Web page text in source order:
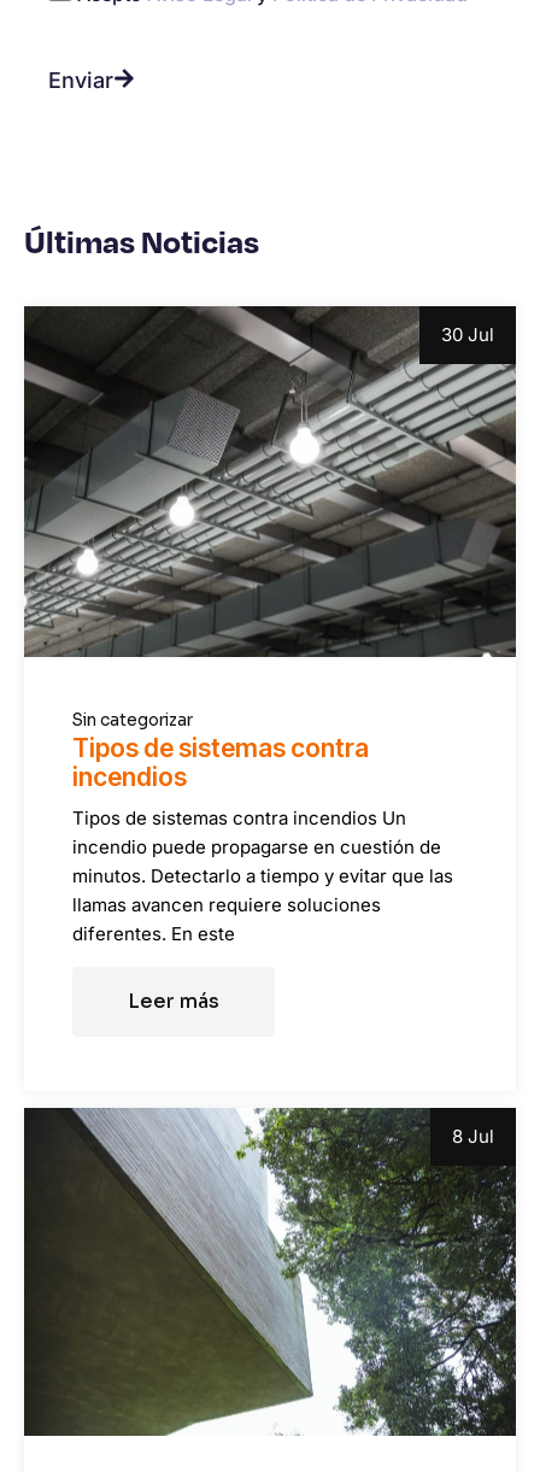
Enviar
Últimas Noticias
30 Jul
Sin categorizar
Tipos de sistemas contra
incendios
Tipos de sistemas contra incendios Un
incendio puede propagarse en cuestión de
minutos. Detectarlo a tiempo y evitar que las
llamas avancen requiere soluciones
diferentes. En este
Leer más
8 Jul